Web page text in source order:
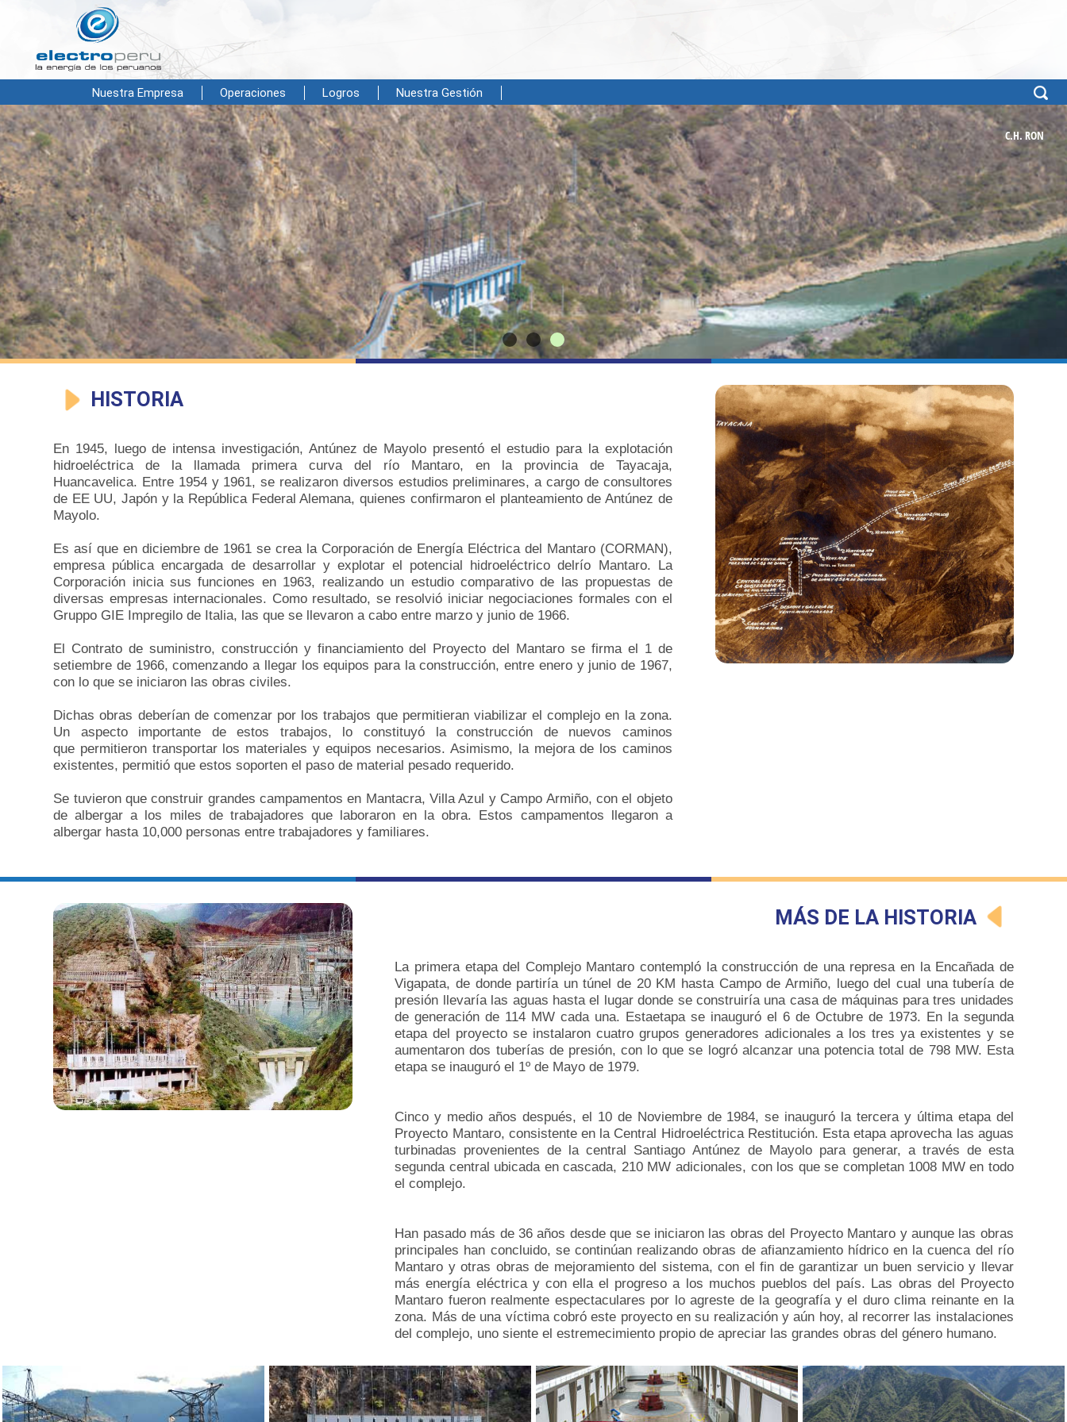
Nuestra Empresa Operaciones Logros Nuestra Gestión
Cuenta con el Complejo Hidroeléctrico más grande del Perú
C.H. RON
HISTORIA
En 1945, luego de intensa investigación, Antúnez de Mayolo presentó el estudio para la explotación
hidroeléctrica de la llamada primera curva del río Mantaro, en la provincia de Tayacaja,
Huancavelica. Entre 1954 y 1961, se realizaron diversos estudios preliminares, a cargo de consultores
de EE UU, Japón y la República Federal Alemana, quienes confirmaron el planteamiento de Antúnez de
Mayolo.
Es así que en diciembre de 1961 se crea la Corporación de Energía Eléctrica del Mantaro (CORMAN),
empresa pública encargada de desarrollar y explotar el potencial hidroeléctrico delrío Mantaro. La
Corporación inicia sus funciones en 1963, realizando un estudio comparativo de las propuestas de
diversas empresas internacionales. Como resultado, se resolvió iniciar negociaciones formales con el
Gruppo GIE Impregilo de Italia, las que se llevaron a cabo entre marzo y junio de 1966.
El Contrato de suministro, construcción y financiamiento del Proyecto del Mantaro se firma el 1 de
setiembre de 1966, comenzando a llegar los equipos para la construcción, entre enero y junio de 1967,
con lo que se iniciaron las obras civiles.
Dichas obras deberían de comenzar por los trabajos que permitieran viabilizar el complejo en la zona.
Un aspecto importante de estos trabajos, lo constituyó la construcción de nuevos caminos
que permitieron transportar los materiales y equipos necesarios.Asimismo, la mejora de los caminos
existentes, permitió que estos soporten el paso de material pesado requerido.
Se tuvieron que construir grandes campamentos en Mantacra, Villa Azul y Campo Armiño, con el objeto
de albergar a los miles de trabajadores que laboraron en la obra. Estos campamentos llegaron a
albergar hasta 10,000 personas entre trabajadores y familiares.
MÁS DE LA HISTORIA
La primera etapa del Complejo Mantaro contempló la construcción de una represa en la Encañada de
Vigapata, de donde partiría un túnel de 20 KM hasta Campo de Armiño, luego del cual una tubería de
presión llevaría las aguas hasta el lugar donde se construiría una casa de máquinas para tres unidades
de generación de 114 MW cada una. Estaetapa se inauguró el 6 de Octubre de 1973. En la segunda
etapa del proyecto se instalaron cuatro grupos generadores adicionales a los tres ya existentes y se
aumentaron dos tuberías de presión, con lo que se logró alcanzar una potencia total de 798 MW. Esta
etapa se inauguró el 1º de Mayo de 1979.
Cinco y medio años después, el 10 de Noviembre de 1984, se inauguró la tercera y última etapa del
Proyecto Mantaro, consistente en la Central Hidroeléctrica Restitución. Esta etapa aprovecha las aguas
turbinadas provenientes de la central Santiago Antúnez de Mayolo para generar, a través de esta
segunda central ubicada en cascada, 210 MW adicionales, con los que se completan 1008 MW en todo
el complejo.
Han pasado más de 36 años desde que se iniciaron las obras del Proyecto Mantaro y aunque las obras
principales han concluido, se continúan realizando obras de afianzamiento hídrico en la cuenca del río
Mantaro y otras obras de mejoramiento del sistema, con el fin de garantizar un buen servicio y llevar
más energía eléctrica y con ella el progreso a los muchos pueblos del país. Las obras del Proyecto
Mantaro fueron realmente espectaculares por lo agreste de la geografía y el duro clima reinante en la
zona. Más de una víctima cobró este proyecto en su realización y aún hoy, al recorrer las instalaciones
del complejo, uno siente el estremecimiento propio de apreciar las grandes obras del género humano.